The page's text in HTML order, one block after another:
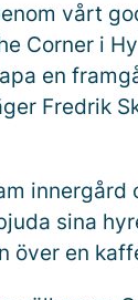
vårt
Corner i
en
Fredrik
innergård
sina
över en